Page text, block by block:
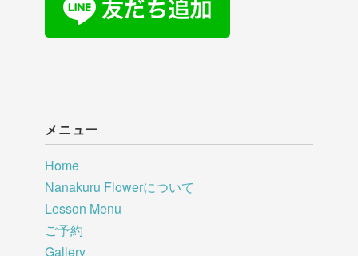
メニュー
Home
Nanakuru Flowerについて
Lesson Menu
ご予約
Gallery